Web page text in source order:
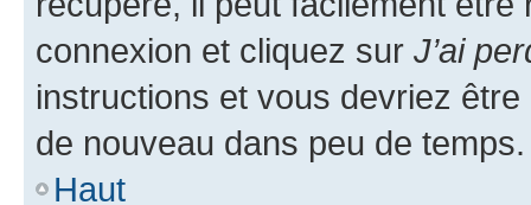
connexion et cliquez sur J’ai
instructions et vous devriez
de nouveau dans peu de temps.
Haut